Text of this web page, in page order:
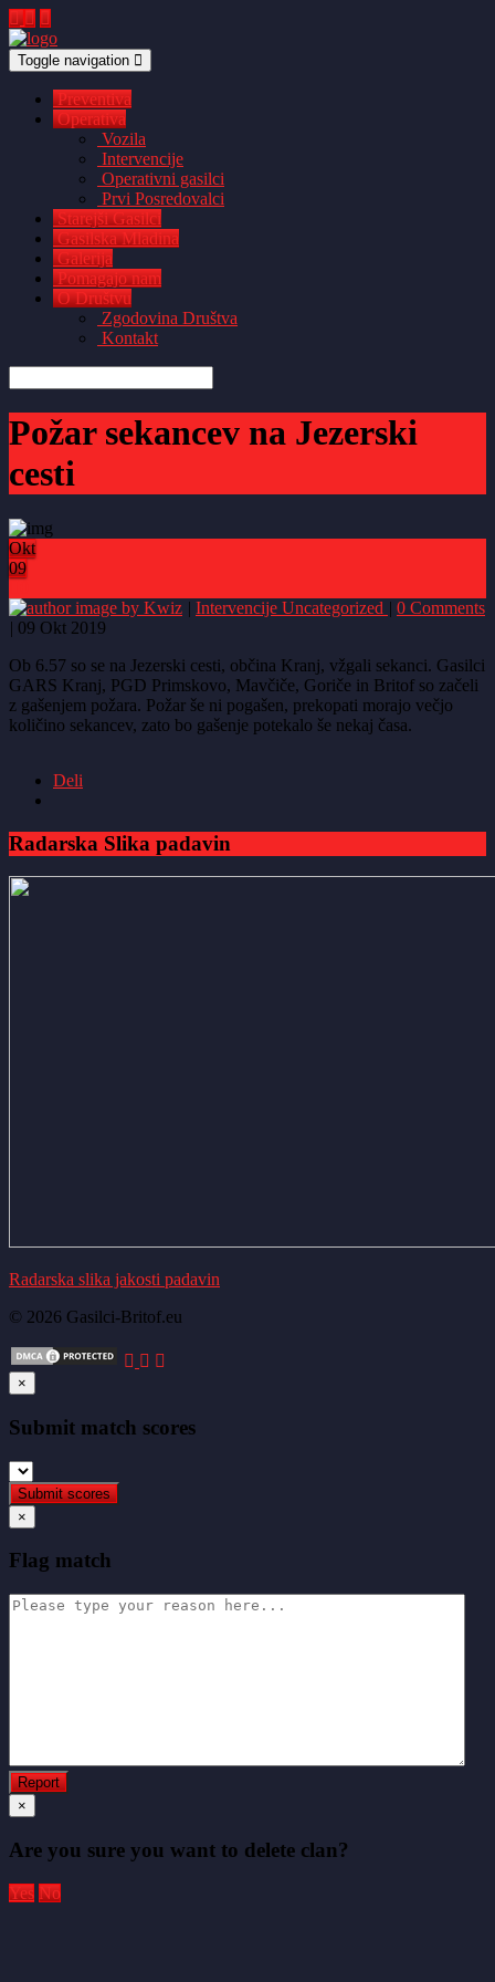
Toggle navigation
Preventiva
Operativa
Vozila
Intervencije
Operativni gasilci
Prvi Posredovalci
Starejši Gasilci
Gasilska Mladina
Galerija
Pomagajo nam
O Društvu
Zgodovina Društva
Kontakt
Požar sekancev na Jezerski
cesti
Okt
09
by Kwiz | Intervencije Uncategorized | 0 Comments
| 09 Okt 2019
Ob 6.57 so se na Jezerski cesti, občina Kranj, vžgali sekanci. Gasilci
GARS Kranj, PGD Primskovo, Mavčiče, Goriče in Britof so začeli
z gašenjem požara. Požar še ni pogašen, prekopati morajo večjo
količino sekancev, zato bo gašenje potekalo še nekaj časa.
Deli
Radarska Slika padavin
Radarska slika jakosti padavin
© 2026 Gasilci-Britof.eu
×
Submit match scores
×
Flag match
×
Are you sure you want to delete clan?
Yes No